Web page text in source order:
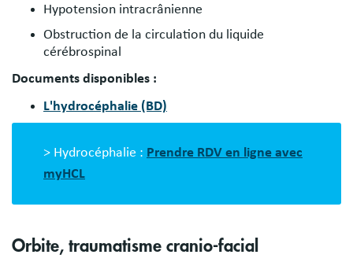
Hypotension intracrânienne
Obstruction de la circulation du liquide
cérébrospinal
Documents disponibles :
L'hydrocéphalie (BD)
> Hydrocéphalie : Prendre RDV en ligne avec
myHCL
Orbite, traumatisme cranio-facial